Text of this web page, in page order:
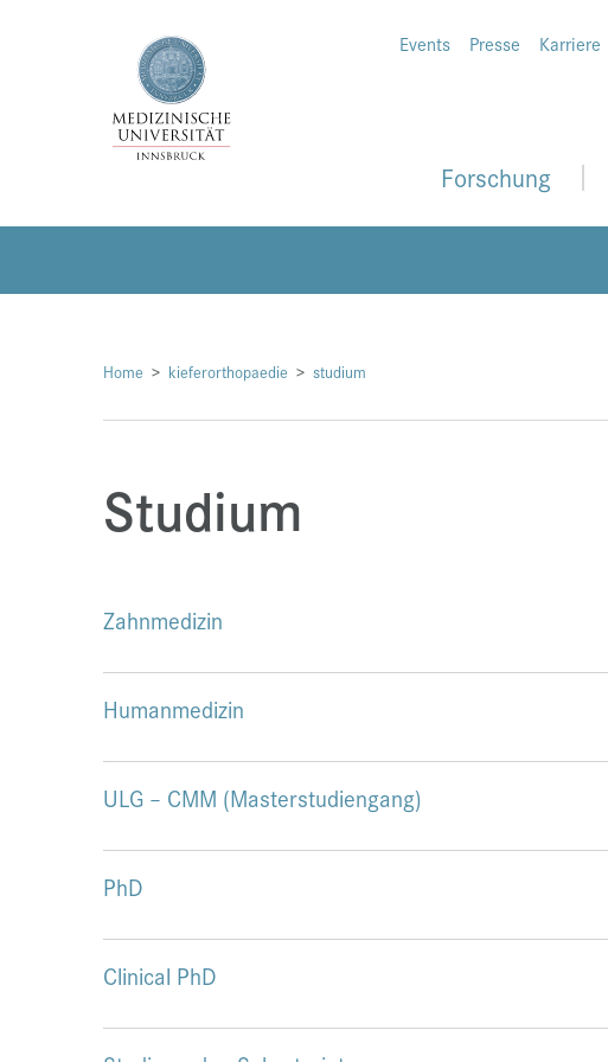
Events Presse Karriere
Forschung
Home kieferorthopaedie studium
Studium
Zahnmedizin
Humanmedizin
ULG – CMM (Masterstudiengang)
PhD
Clinical PhD